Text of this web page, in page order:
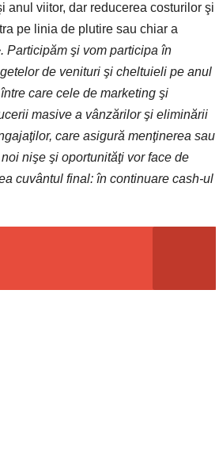
anul viitor, dar reducerea costurilor şi
pe linia de plutire sau chiar a
Participăm şi vom participa în
de venituri şi cheltuieli pe anul
care cele de marketing şi
masive a vânzărilor şi eliminării
care asigură menţinerea sau
nişe şi oportunităţi vor face de
cuvântul final: în continuare cash-ul